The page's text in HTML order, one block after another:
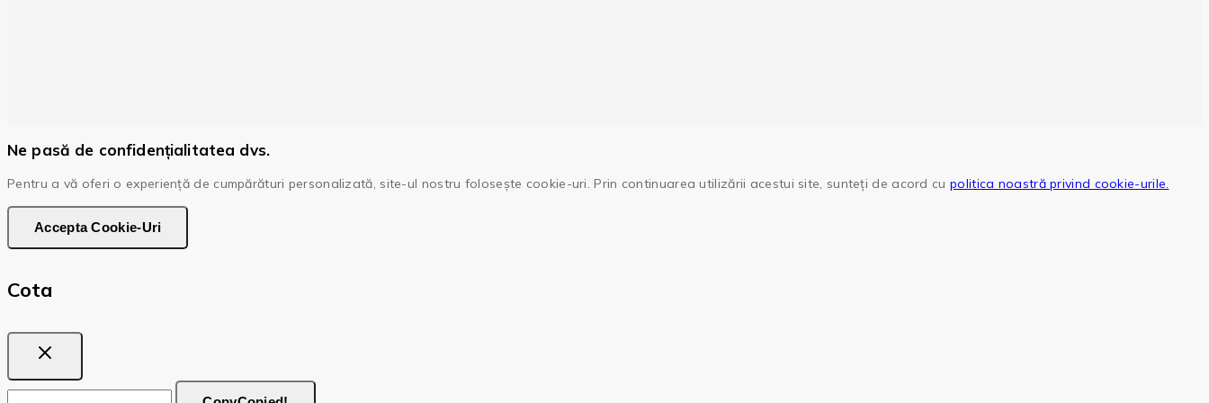
Ne pasă de confidențialitatea dvs.
Pentru a vă oferi o experiență de cumpărături personalizată, site-ul nostru folosește cookie-uri. Prin continuarea utilizării acestui site, sunteți de acord cupolitica noastră privind cookie-urile.
Accepta Cookie-Uri
Cota